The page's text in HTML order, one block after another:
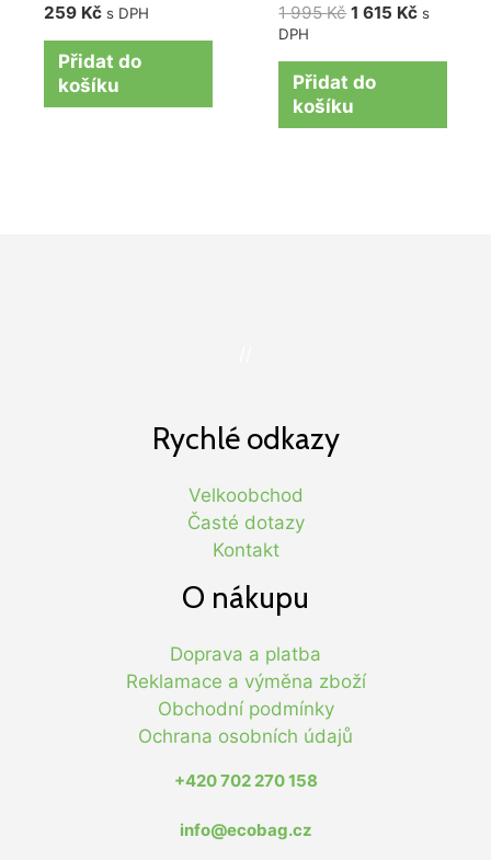
259 Kč s DPH
Přidat do
košíku
1 995Kč 1 615 Kč s
DPH
Přidat do
košíku
Rychlé odkazy
Velkoobchod
Časté dotazy
Kontakt
O nákupu
Doprava a platba
Reklamace a výměna zboží
Obchodní podmínky
Ochrana osobních údajů
+420 702 270 158
info@ecobag.cz